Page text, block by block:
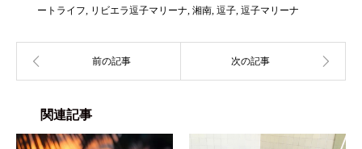
ートライフ
リビエラ逗子マリーナ 湘南 逗子 逗子マリーナ
関連記事